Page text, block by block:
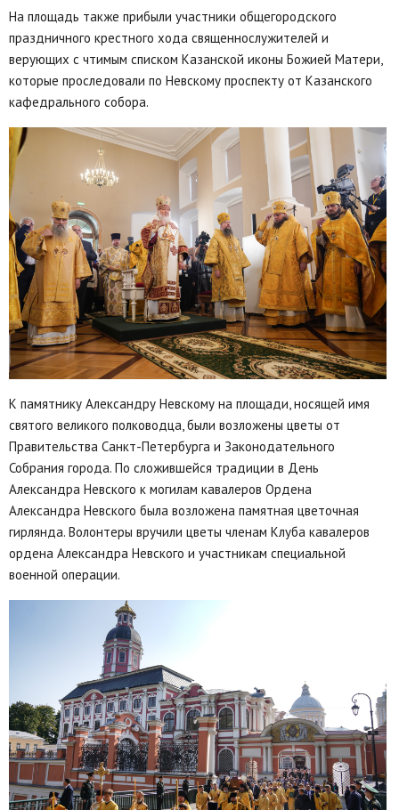
На площадь также прибыли участники общегородского
праздничного крестного хода священнослужителей и
верующих с чтимым списком Казанской иконы Божией Матери,
которые проследовали по Невскому проспекту от Казанского
кафедрального собора.
К памятнику Александру Невскому на площади, носящей имя
святого великого полководца, были возложены цветы от
Правительства Санкт-Петербурга и Законодательного
Собрания города. По сложившейся традиции в День
Александра Невского к могилам кавалеров Ордена
Александра Невского была возложена памятная цветочная
гирлянда. Волонтеры вручили цветы членам Клуба кавалеров
ордена Александра Невского и участникам специальной
военной операции.